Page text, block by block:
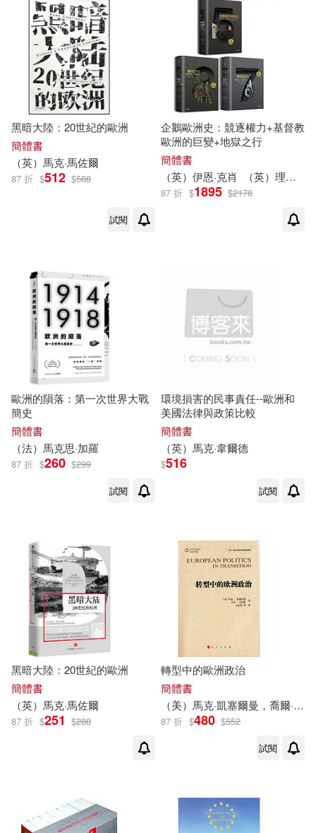
黑暗大陸：20世紀的歐洲
簡體書
（英） 馬克·馬佐爾
87 折 $512 $588
試閱
企鵝歐洲史：競逐權力+基督教
歐洲的巨變+地獄之行
簡體書
（英）伊恩·克肖 （英）理查德·埃文斯
87 折 $1895 $2178
歐洲的隕落：第一次世界大戰
簡史
簡體書
（法） 馬克思·加羅
87 折 $260 $299
試閱
環境損害的民事責任--歐洲和
美國法律與政策比較
簡體書
（英） 馬克·韋爾德
$516
試閱
黑暗大陸：20世紀的歐洲
簡體書
（英） 馬克·馬佐爾
87 折 $251 $288
轉型中的歐洲政治
簡體書
（美） 馬克·凱塞爾曼，喬爾·克里格
87 折 $480 $552
試閱